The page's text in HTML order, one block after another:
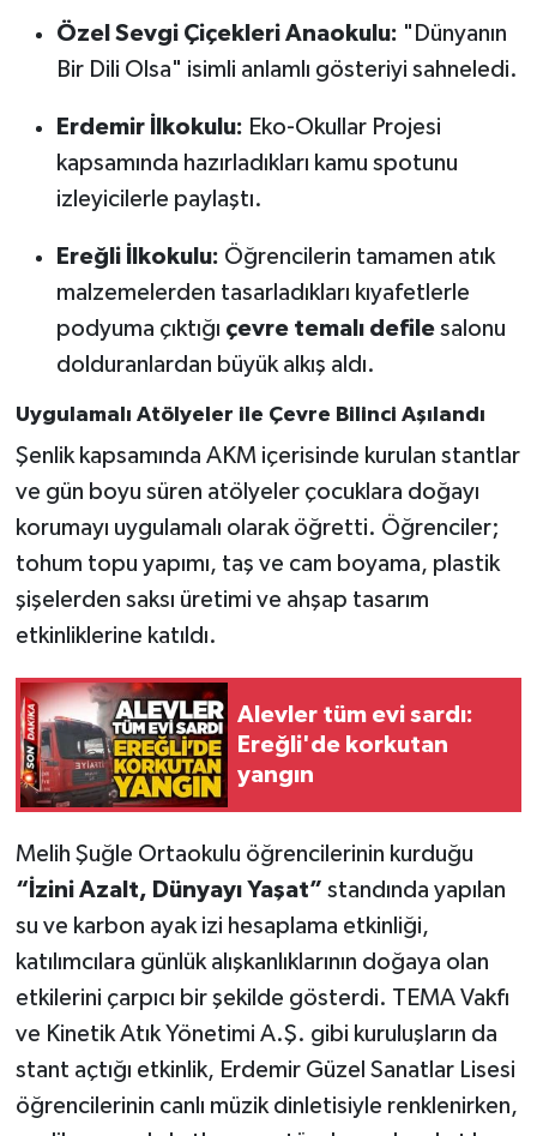
Özel Sevgi Çiçekleri Anaokulu: "Dünyanın
Bir Dili Olsa" isimli anlamlı gösteriyi sahneledi.
Erdemir İlkokulu: Eko-Okullar Projesi
kapsamında hazırladıkları kamu spotunu
izleyicilerle paylaştı.
Ereğli İlkokulu: Öğrencilerin tamamen atık
malzemelerden tasarladıkları kıyafetlerle
podyuma çıktığı çevre temalı defilesalonu
dolduranlardan büyük alkış aldı.
Uygulamalı Atölyeler ile Çevre Bilinci Aşılandı
Şenlik kapsamında AKM içerisinde kurulan stantlar
ve gün boyu süren atölyeler çocuklara doğayı
korumayı uygulamalı olarak öğretti. Öğrenciler;
tohum topu yapımı, taş ve cam boyama, plastik
şişelerden saksı üretimi ve ahşap tasarım
etkinliklerine katıldı.
Alevler tüm evi sardı:
Ereğli'de korkutan
yangın
Melih Şuğle Ortaokulu öğrencilerinin kurduğu
“İzini Azalt, Dünyayı Yaşat” standında yapılan
su ve karbon ayak izi hesaplama etkinliği,
katılımcılara günlük alışkanlıklarının doğaya olan
etkilerini çarpıcı bir şekilde gösterdi. TEMA Vakfı
ve Kinetik Atık Yönetimi A.Ş. gibi kuruluşların da
stant açtığı etkinlik, Erdemir Güzel Sanatlar Lisesi
öğrencilerinin canlı müzik dinletisiyle renklenirken,